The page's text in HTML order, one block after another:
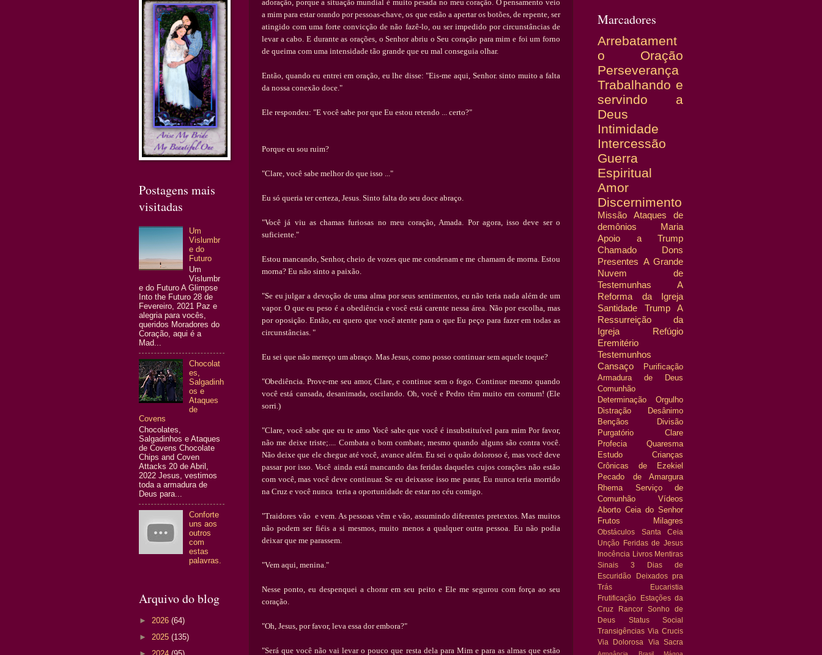
adoração, porque a situação mundialé muito pesada no meu coração. O pensamento veio
a mim para estar orando por pessoas-chave, os que estão a apertar os botões, de repente, ser
atingido com uma forte convicção de não fazê-lo, ou ser impedido por circunstâncias de
levar a cabo. E durante as orações, o Senhor abriu o Seu coração para mim e foi um forno
de queima com uma intensidade tão grande que eu mal conseguia olhar.
Então, quando eu entrei em oração, eu lhe disse: "Eis-me aqui, Senhor. sinto muito a falta
da nossa conexão doce."
Ele respondeu: "E você sabe por que Eu estou retendo ... certo?"
Porque eu sou ruim?
"Clare, você sabe melhor do que isso ..."
Eu só queria ter certeza, Jesus. Sinto falta do seu doce abraço.
"Você já viu as chamas furiosas no meu coração, Amada. Por agora, isso deve ser o
suficiente."
Estou mancando, Senhor, cheio de vozes que me condenam e me chamam de morna. Estou
morna? Eu não sinto a paixão.
"Se eu julgar a devoção de uma alma por seus sentimentos, eu não teria nada além de um
vapor. O que eu pesoé a obediência e você está carente nessa área. Não por escolha, mas
por oposição. Então, eu quero que vocêatente para o que Eu peço para fazer em todas as
circunstâncias. "
Eu sei que não mereço um abraço. Mas Jesus, como posso continuar sem aquele toque?
"Obediência. Prove-me seu amor, Clare, e continue sem o fogo. Continue mesmo quando
você está cansada, desanimada, oscilando. Oh, vocêe Pedro têm muito em comum! (Ele
sorri.)
"Clare, vocêsabe que eu te amo Vocêsabe que você é insubstituível para mim Por favor,
não me deixe triste;.... Combata o bom combate, mesmo quando alguns são contra você
Não deixe que ele chegue até você , avance além. Eu sei o quão dolorosoé , mas vocêdeve
passar por isso. Você ainda está mancando das feridas daqueles cujos corações não estão
com você, mas você deve continuar. Se eu deixasse isso me parar, Eu nunca teria morrido
na Cruz e você nunca teria a oportunidade de estar no céu comigo.
"Traidores vão e vem. As pessoas vêm e vão, assumindo diferentes pretextos. Mas muitos
não podem ser fiéis a si mesmos, muito menos a qualquer outra pessoa. Eu não podia
deixar que me parassem.
"Vem aqui, menina."
Nesse ponto, eu despenquei a chorar em seu peito e Ele me segurou com força ao seu
coração.
"Oh, Jesus, por favor, leva essa dor embora?"
"Será que você não vai levar o pouco que resta dela para Mim e para as almas que estão
Postagens mais
visitadas
Um
Vislumbr
e do
Futuro
Um
Vislumbr
e do Futuro A Glimpse
Into the Futuro 28 de
Fevereiro, 2021 Paz e
alegria para vocês,
queridos Moradores do
Coração, aqui é a
Mad...
Chocolat
es,
Salgadinh
os e
Ataques
de
Covens
Chocolates,
Salgadinhos e Ataques
de Covens Chocolate
Chips and Coven
Attacks 20 de Abril,
2022 Jesus, vestimos
toda a armadura de
Deus para...
Conforte
uns aos
outros
com
estas
palavras.
Arquivo do blog
► 2026 (64)
► 2025 (135)
Marcadores
Arrebatament
o
Oração
Perseverança
Trabalhando e
servindo a
Deus
Intimidade
Intercessão
Guerra
Espiritual
Amor
Discernimento
Missão
Ataques de
demônios
Maria
Apoio a Trump
Chamado
Dons
Presentes A Grande
Nuvem de
Testemunhas
A
Reforma da Igreja
Santidade
Trump
A
Ressurreição da
Igreja
Refúgio
Eremitério
Testemunhos
Cansaço
Purificação
Armadura de Deus
Comunhão
Determinação
Orgulho
Distração
Desânimo
Bençãos
Divisão
Purgatório
Clare
Profecia
Quaresma
Estudo
Crianças
Crônicas de Ezekiel
Pecado de Amargura
Rhema
Serviço de
Comunhão
Vídeos
Aborto Ceia do Senhor
Frutos
Milagres
Obstáculos
Santa Ceia
Unção
Feridas de Jesus
Inocência
Livros Mentiras
Sinais
3 Dias de
Escuridão
Deixados pra
Trás
Eucaristia
Frutificação
Estações da
Cruz
Rancor
Sonho de
Deus
Status Social
Transigências Via Crucis
Via Dolorosa
Via Sacra
Arrogância Brasil
Mágoa